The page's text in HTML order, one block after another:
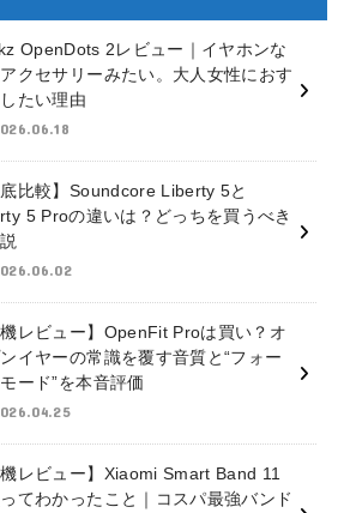
OpenDots 2レビュー｜イヤホンな
クセサリーみたい。大人女性におす
たい理由
底比較】Soundcore Liberty 5と
5 Proの違いは？どっちを買うべき
機レビュー】OpenFit Proは買い？オ
イヤーの常識を覆す音質と“フォー
ード”を本音評価
機レビュー】Xiaomi Smart Band 11
てわかったこと｜コスパ最強バンド